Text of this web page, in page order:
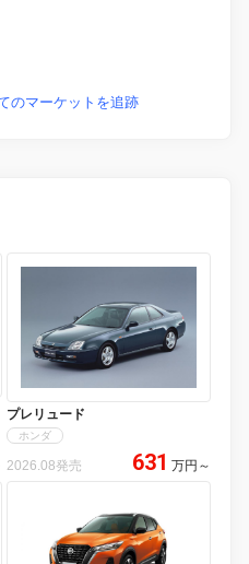
のマーケットを追跡
プレリュード
ホンダ
2026.08発売 631 万円 ～